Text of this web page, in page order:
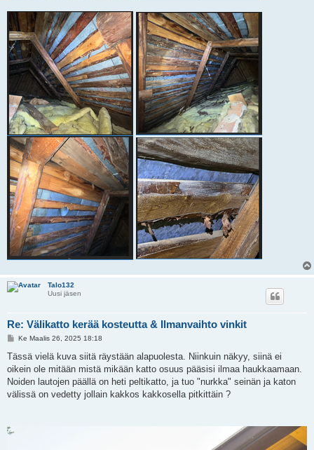
Talo132
Uusi jäsen
Re: Välikatto kerää kosteutta & Ilmanvaihto vinkit
V
e
t
i
Ke Maalis 26, 2025 18:18
Tässä vielä kuva siitä räystään alapuolesta. Niinkuin näkyy, siinä ei
oikein ole mitään mistä mikään katto osuus pääsisi ilmaa haukkaamaan.
Noiden lautojen päällä on heti peltikatto, ja tuo "nurkka" seinän ja katon
välissä on vedetty jollain kakkos kakkosella pitkittäin ?